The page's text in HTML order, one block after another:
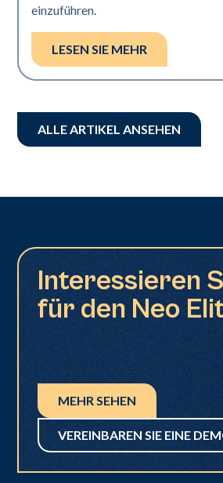
einzuführen.
LESEN SIE MEHR
ALLE ARTIKEL ANSEHEN
Interessieren
für den Neo
MEHR SEHEN
VEREINBAREN SIE EINE